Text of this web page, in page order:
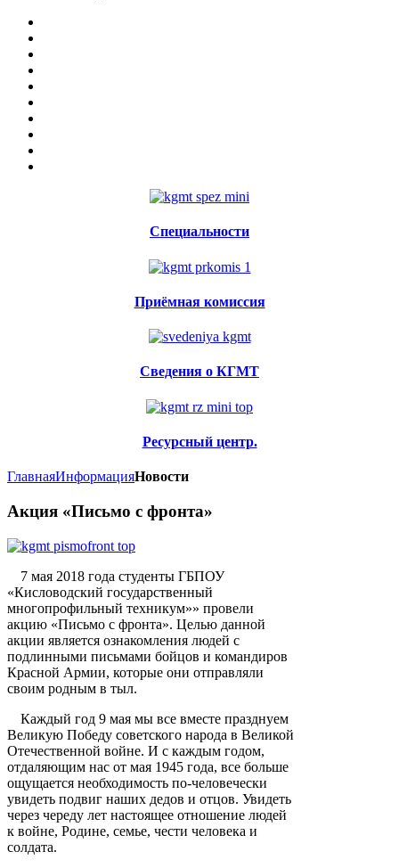
Специальности
Приёмная комиссия
Сведения о КГМТ
Ресурсный центр.
ГлавнаяИнформацияНовости
Акция «Письмо с фронта»
7 мая 2018 года студенты ГБПОУ
«Кисловодский государственный
многопрофильный техникум»» провели
акцию «Письмо с фронта». Целью данной
акции является ознакомления людей с
подлинными письмами бойцов и командиров
Красной Армии, которые они отправляли
своим родным в тыл.
Каждый год 9 мая мы все вместе празднуем
Великую Победу советского народа в Великой
Отечественной войне. И с каждым годом,
отдаляющим нас от мая 1945 года, все больше
ощущается необходимость по-человечески
увидеть подвиг наших дедов и отцов. Увидеть
через череду лет настоящее отношение людей
к войне, Родине, семье, чести человека и
солдата.